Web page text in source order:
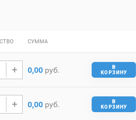
СУММА
0,00 руб.
В
КОРЗИНУ
0,00 руб.
В
КОРЗИНУ